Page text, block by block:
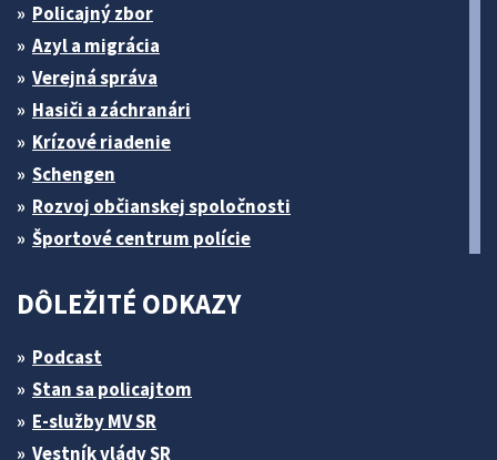
Policajný zbor
Azyl a migrácia
Verejná správa
Hasiči a záchranári
Krízové riadenie
Schengen
Rozvoj občianskej spoločnosti
Športové centrum polície
DÔLEŽITÉ ODKAZY
Podcast
Stan sa policajtom
E-služby MV SR
Vestník vlády SR